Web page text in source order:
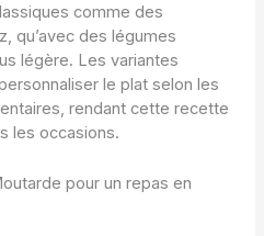
comme des
qu’avec des légumes
légère. Les variantes
le plat selon les
rendant cette recette
les occasions.
pour un repas en